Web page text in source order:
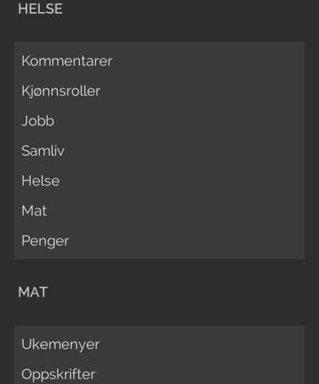
HELSE
Kommentarer
Kjønnsroller
Jobb
Samliv
Helse
Mat
Penger
MAT
Ukemenyer
Oppskrifter